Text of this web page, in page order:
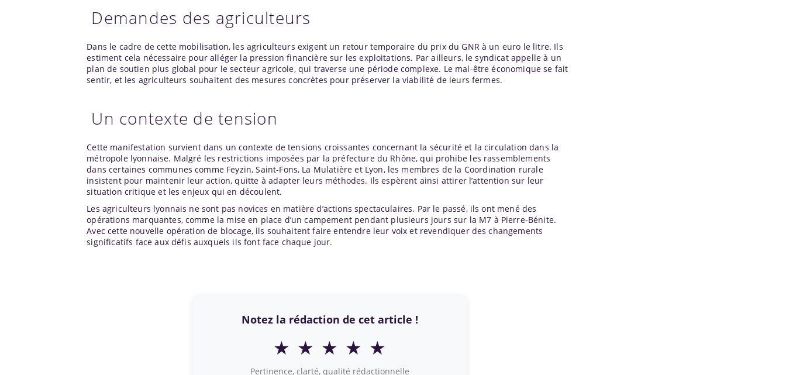
Demandes des agriculteurs
Dans le cadre de cette mobilisation, les agriculteurs exigent un retour temporaire du prix du GNR à un euro le litre. Ils
estiment cela nécessaire pour alléger la pression financière sur les exploitations. Par ailleurs, le syndicat appelle à un
plan de soutien plus global pour le secteur agricole, qui traverse une période complexe. Le mal-être économique se fait
sentir, et les agriculteurs souhaitent des mesures concrètes pour préserver la viabilité de leurs fermes.
Un contexte de tension
Cette manifestation survient dans un contexte de tensions croissantes concernant la sécurité et la circulation dans la
métropole lyonnaise. Malgré les restrictions imposées par la préfecture du Rhône, qui prohibe les rassemblements
dans certaines communes comme Feyzin, Saint-Fons, La Mulatière et Lyon, les membres de la Coordination rurale
insistent pour maintenir leur action, quitte à adapter leurs méthodes. Ils espèrent ainsi attirer l’attention sur leur
situation critique et les enjeux qui en découlent.
Les agriculteurs lyonnais ne sont pas novices en matière d’actions spectaculaires. Par le passé, ils ont mené des
opérations marquantes, comme la mise en place d’un campement pendant plusieurs jours sur la M7 à Pierre-Bénite.
Avec cette nouvelle opération de blocage, ils souhaitent faire entendre leur voix et revendiquer des changements
significatifs face aux défis auxquels ils font face chaque jour.
Notez la rédaction de cet article !
★ ★ ★ ★ ★
Pertinence, clarté, qualité rédactionnelle